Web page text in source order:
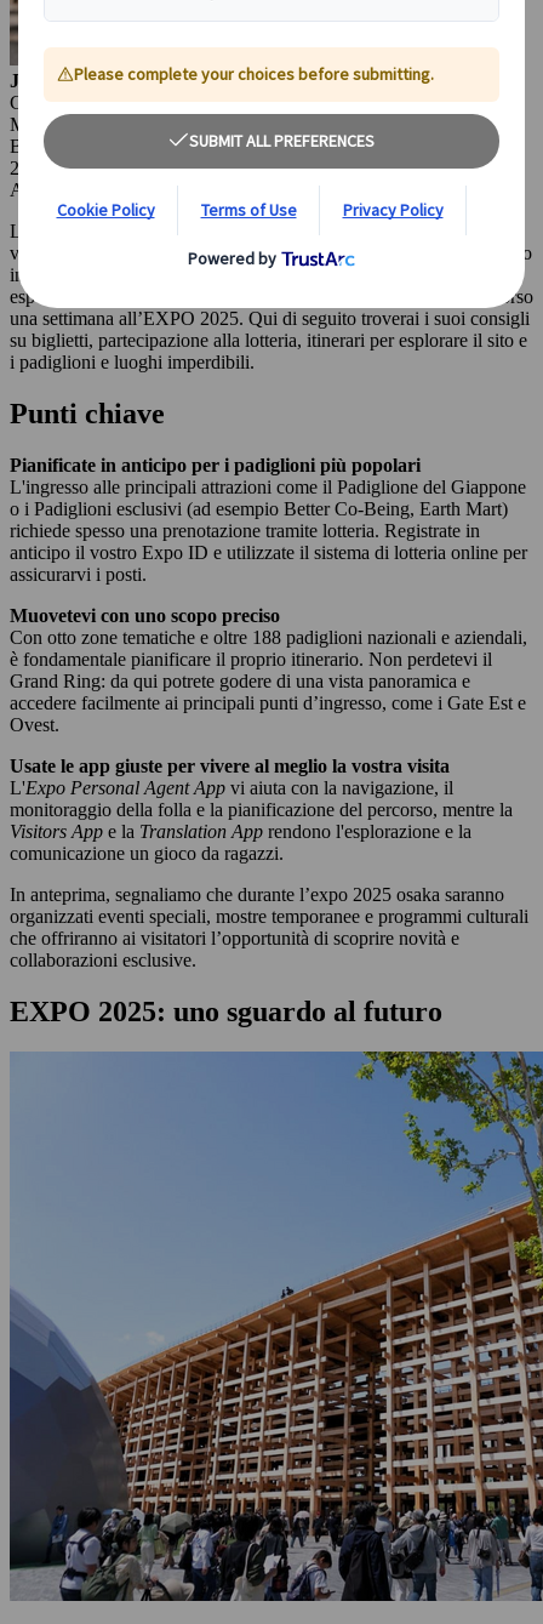
Julianna Molnar
Content Marketing
Manager Japanspecialist
Budapest, Ungheria
27 mag 2025
Attrazioni principali
L’EXPO 2025 di Osaka è già in corso e offre una straordinaria
varietà di eventi emozionanti, architetture sorprendenti e un pubblico
internazionale entusiasta. Per aiutarti a vivere al meglio questa
esperienza, la nostra Content Manager, Julianna Molnar, ha trascorso
una settimana all’EXPO 2025. Qui di seguito troverai i suoi consigli
su biglietti, partecipazione alla lotteria, itinerari per esplorare il sito e
i padiglioni e luoghi imperdibili.
Punti chiave
Pianificate in anticipo per i padiglioni più popolari
L'ingresso alle principali attrazioni come il Padiglione del Giappone
o i Padiglioni esclusivi (ad esempio Better Co-Being, Earth Mart)
richiede spesso una prenotazione tramite lotteria. Registrate in
anticipo il vostro Expo ID e utilizzate il sistema di lotteria online per
assicurarvi i posti.
Muovetevi con uno scopo preciso
Con otto zone tematiche e oltre 188 padiglioni nazionali e aziendali,
è fondamentale pianificare il proprio itinerario. Non perdetevi il
Grand Ring: da qui potrete godere di una vista panoramica e
accedere facilmente ai principali punti d’ingresso, come i Gate Est e
Ovest.
Usate le app giuste per vivere al meglio la vostra visita
L'Expo Personal Agent App vi aiuta con la navigazione, il
monitoraggio della folla e la pianificazione del percorso, mentre la
Visitors App e la Translation App rendono l'esplorazione e la
comunicazione un gioco da ragazzi.
In anteprima, segnaliamo che durante l’expo 2025 osaka saranno
organizzati eventi speciali, mostre temporanee e programmi culturali
che offriranno ai visitatori l’opportunità di scoprire novità e
collaborazioni esclusive.
EXPO 2025: uno sguardo al futuro